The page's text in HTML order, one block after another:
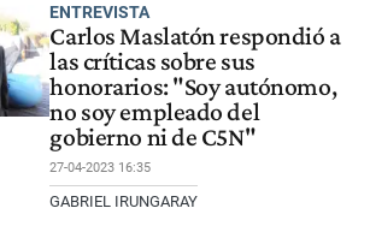
ENTREVISTA
Carlos Maslatón respondió a
las críticas sobre sus
honorarios: "Soy autónomo,
no soy empleado del
gobierno ni de C5N"
27-04-2023 16:35
GABRIEL IRUNGARAY